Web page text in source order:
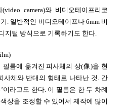
camera)와 비디오테이프리코
. 일반적인 비디오테이프나 6mm 비
지털 방식으로 기록하기도 한다.
필름에 옮겨진 피사체의 상(像)을 현
사체와 반대의 형태로 나타난 것. 간
이라고도 한다. 이 필름은 한 두 차례
상을 조정할 수 있어서 제작에 많이